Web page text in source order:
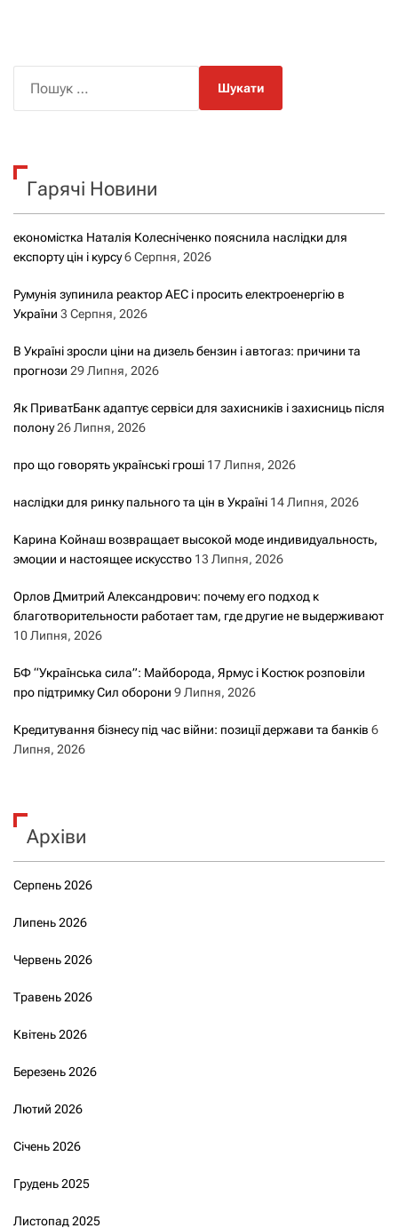
к
Гарячі Новини
економістка Наталія Колесніченко пояснила наслідки для
експорту цін і курсу6 Серпня, 2026
Румунія зупинила реактор АЕС і просить електроенергію в
України 3 Серпня, 2026
В Україні зросли ціни на дизель бензин і автогаз: причини та
прогнози 29 Липня, 2026
Як ПриватБанк адаптує сервіси для захисників і захисниць після
полону26 Липня, 2026
про що говорять українські гроші 17 Липня, 2026
наслідки для ринку пального та цін в Україні 14 Липня, 2026
Карина Койнаш возвращает высокой моде индивидуальность,
эмоции и настоящее искусство 13 Липня, 2026
Орлов Дмитрий Александрович: почему его подход к
благотворительности работает там, где другие не выдерживают
10 Липня, 2026
БФ “Українська сила”: Майборода, Ярмус і Костюк розповіли
про підтримку Сил оборони 9 Липня, 2026
Кредитування бізнесу під час війни: позиції держави та банків 6
Липня, 2026
Архіви
Серпень 2026
Липень 2026
Червень 2026
Травень 2026
Квітень 2026
Березень 2026
Лютий 2026
Січень 2026
Грудень 2025
Листопад 2025